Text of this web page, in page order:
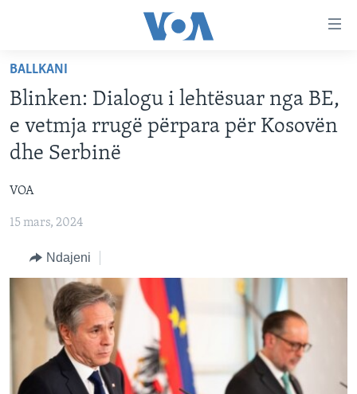
faqen
kryesore
tek
faqja
Kalo
tek
FAQJA KRYESORE
AMERIKA
BOTA
MJEDISI
KULTURË
SHKENCË DHE TEKNOLOGJI
SHËNDETËSI
INTERVISTA
DITARI
Learning English
FOLLOW US
Gjuhët
BALLKANI
Blinken: Dialogu i lehtësuar nga BE,
e vetmja rrugë përpara për Kosovën
dhe Serbinë
VOA
15 mars, 2024
Ndajeni